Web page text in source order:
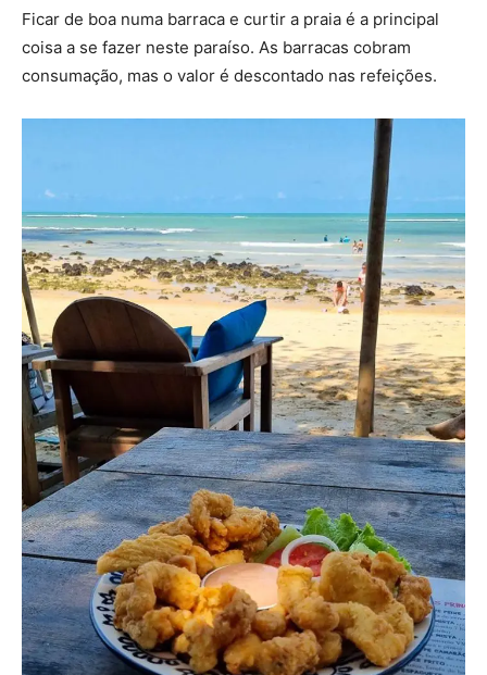
Ficar de boa numa barraca e curtir a praia é a principal
coisa a se fazer neste paraíso. As barracas cobram
consumação, mas o valor é descontado nas refeições.